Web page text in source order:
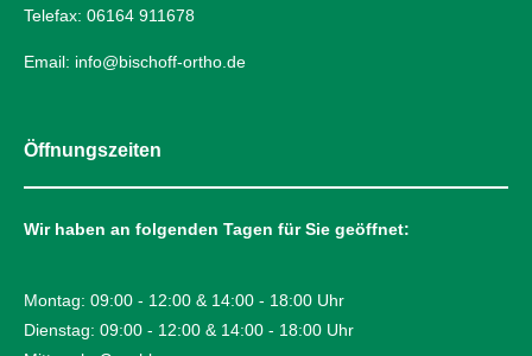
Telefax: 06164 911678
Email: info@bischoff-ortho.de
Öffnungszeiten
Wir haben an folgenden Tagen für Sie geöffnet:
Montag: 09:00 - 12:00 & 14:00 - 18:00 Uhr
Dienstag: 09:00 - 12:00 & 14:00 - 18:00 Uhr